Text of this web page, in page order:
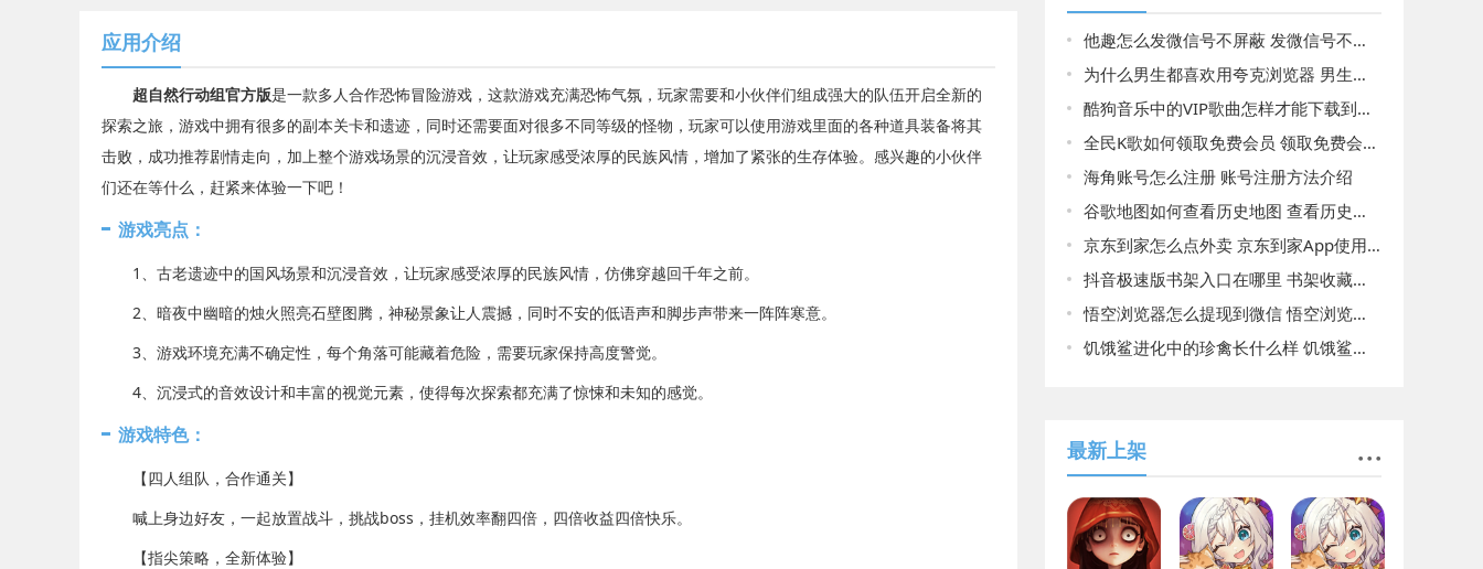
应用介绍
超自然行动组官方版是一款多人合作恐怖冒险游戏，这款游戏充满恐怖气氛，玩家需要和小伙伴们组成强大的队伍开启全新的
探索之旅，游戏中拥有很多的副本关卡和遗迹，同时还需要面对很多不同等级的怪物，玩家可以使用游戏里面的各种道具装备将其
击败，成功推荐剧情走向，加上整个游戏场景的沉浸音效，让玩家感受浓厚的民族风情，增加了紧张的生存体验。感兴趣的小伙伴
们还在等什么，赶紧来体验一下吧！
游戏亮点：
1、古老遗迹中的国风场景和沉浸音效，让玩家感受浓厚的民族风情，仿佛穿越回千年之前。
2、暗夜中幽暗的烛火照亮石壁图腾，神秘景象让人震撼，同时不安的低语声和脚步声带来一阵阵寒意。
3、游戏环境充满不确定性，每个角落可能藏着危险，需要玩家保持高度警觉。
4、沉浸式的音效设计和丰富的视觉元素，使得每次探索都充满了惊悚和未知的感觉。
游戏特色：
【四人组队，合作通关】
喊上身边好友，一起放置战斗，挑战boss，挂机效率翻四倍，四倍收益四倍快乐。
【指尖策略，全新体验】
他趣怎么发微信号不屏蔽 发微信号不屏蔽方法介绍
为什么男生都喜欢用夸克浏览器 男生都喜欢用夸克浏览器原因揭晓
酷狗音乐中的VIP歌曲怎样才能下载到本地 VIP歌曲下载本地教程
全民K歌如何领取免费会员 领取免费会员方法介绍
海角账号怎么注册 账号注册方法介绍
谷歌地图如何查看历史地图 查看历史地图的详细方法
京东到家怎么点外卖 京东到家App使用教程
抖音极速版书架入口在哪里 书架收藏小说寻找路径分享
悟空浏览器怎么提现到微信 悟空浏览器提现到微信方法介绍
饥饿鲨进化中的珍禽长什么样 饥饿鲨进化中的珍禽图鉴详情
最新上架